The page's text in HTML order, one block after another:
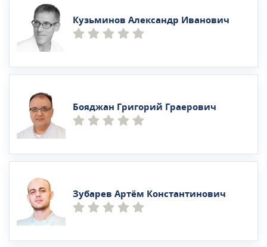
Кузьминов Александр Иванович
Бояджан Григорий Граерович
Зубарев Артём Константинович